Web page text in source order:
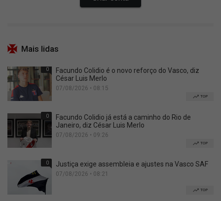
Mais lidas
0
Facundo Colidio é o novo reforço do Vasco, diz
César Luis Merlo
07/08/2026 • 08:15
TOP
0
Facundo Colidio já está a caminho do Rio de
Janeiro, diz César Luis Merlo
07/08/2026 • 09:26
TOP
0 Justiça exige assembleia e ajustes na Vasco SAF
07/08/2026 • 08:21
TOP